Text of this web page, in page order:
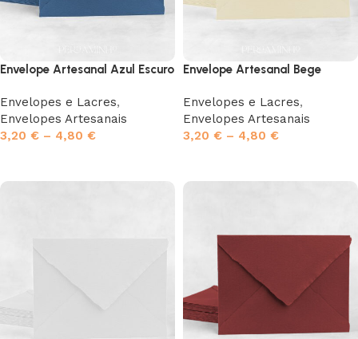
Envelope Artesanal Azul Escuro
Envelopes e Lacres,
Envelopes Artesanais
3,20 € – 4,80 €
Envelope Artesanal Bege
Envelopes e Lacres,
Envelopes Artesanais
3,20 € – 4,80 €